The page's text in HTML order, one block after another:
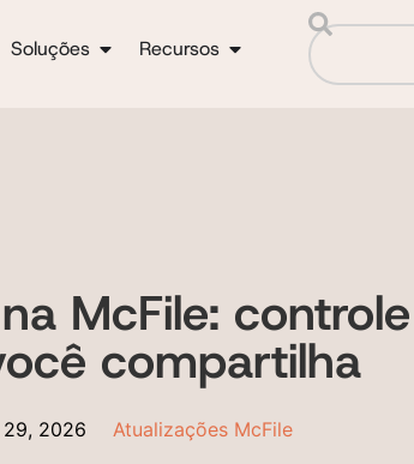
Soluções Recursos
McFile:
compartilha
29, 2026 Atualizações McFile